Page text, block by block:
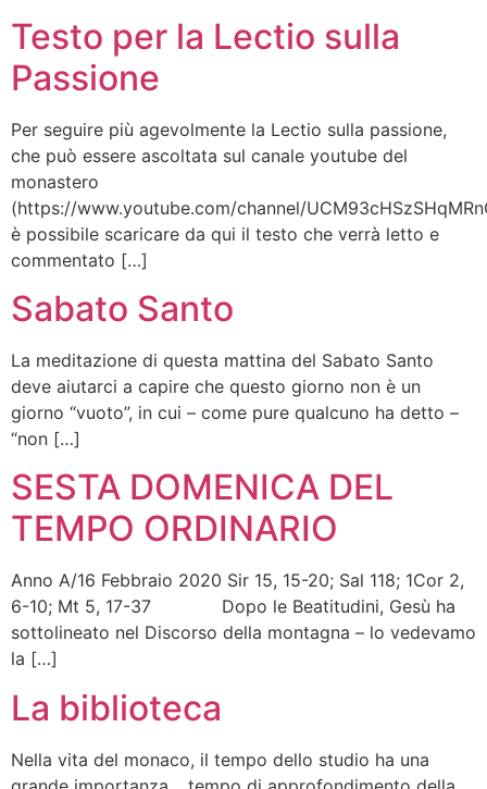
Testo per la Lectio sulla
Passione
Per seguire più agevolmente la Lectio sulla passione,
che può essere ascoltata sul canale youtube del
monastero
(https://www.youtube.com/channel/
è possibile scaricare da qui il testo che verrà letto e
commentato […]
Sabato Santo
La meditazione di questa mattina del Sabato Santo
deve aiutarci a capire che questo giorno non è un
giorno “vuoto”, in cui – come pure qualcuno ha detto –
“non […]
SESTA DOMENICA DEL
TEMPO ORDINARIO
Anno A/16 Febbraio 2020 Sir 15, 15-20; Sal 118; 1Cor 2,
6-10; Mt 5, 17-37 Dopo le Beatitudini, Gesù ha
sottolineato nel Discorso della montagna – lo vedevamo
la […]
La biblioteca
Nella vita del monaco, il tempo dello studio ha una